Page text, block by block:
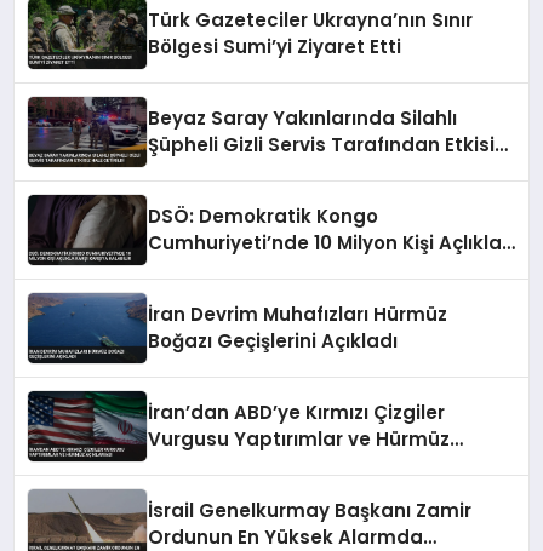
Türk Gazeteciler Ukrayna’nın Sınır
Bölgesi Sumi’yi Ziyaret Etti
Beyaz Saray Yakınlarında Silahlı
Şüpheli Gizli Servis Tarafından Etkisiz
DSÖ: Demokratik Kongo
Cumhuriyeti’nde 10 Milyon Kişi Açlıkla
İran Devrim Muhafızları Hürmüz
Boğazı Geçişlerini Açıkladı
İran’dan ABD’ye Kırmızı Çizgiler
Vurgusu Yaptırımlar ve Hürmüz
İsrail Genelkurmay Başkanı Zamir
Ordunun En Yüksek Alarmda